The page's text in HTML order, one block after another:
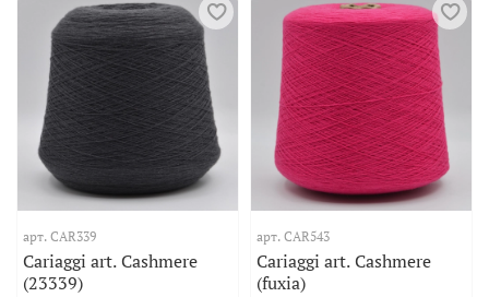
арт. CAR339
Cariaggi art. Cashmere
(23339)
арт. CAR543
Cariaggi art. Cashmere
(fuxia)